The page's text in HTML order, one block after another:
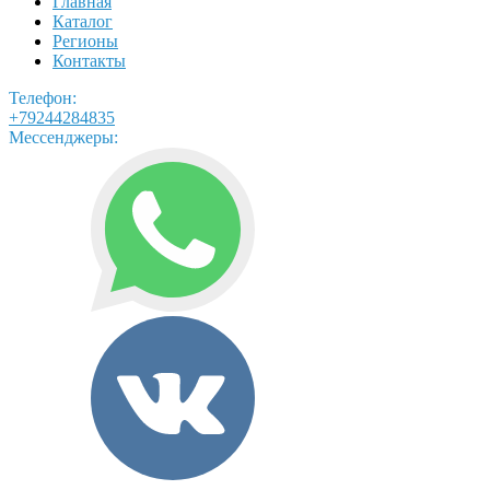
Каталог
Регионы
Контакты
Телефон:
+79244284835
Мессенджеры: